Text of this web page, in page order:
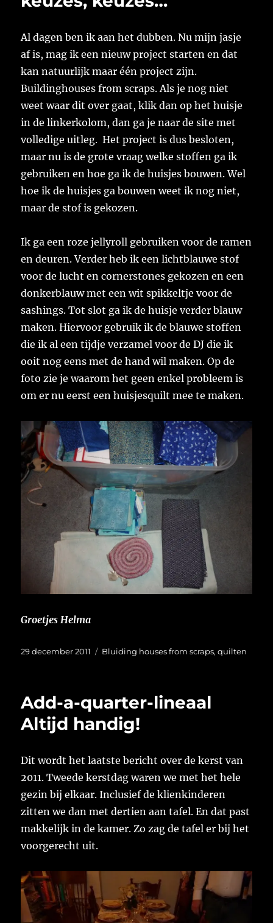
Al dagen ben ik aan het dubben. Nu mijn jasje
af is, mag ik een nieuw project starten en dat
kan natuurlijk maar één project zijn.
Buildinghouses from scraps. Als je nog niet
weet waar dit over gaat, klik dan op het huisje
in de linkerkolom, dan ga je naar de site met
volledige uitleg. Het project is dus besloten,
maar nu is de grote vraag welke stoffen ga ik
gebruiken en hoe ga ik de huisjes bouwen. Wel
hoe ik de huisjes ga bouwen weet ik nog niet,
maar de stof is gekozen.
Ik ga een roze jellyroll gebruiken voor de ramen
en deuren. Verder heb ik een lichtblauwe stof
voor de lucht en cornerstones gekozen en een
donkerblauw met een wit spikkeltje voor de
sashings. Tot slot ga ik de huisje verder blauw
maken. Hiervoor gebruik ik de blauwe stoffen
die ik al een tijdje verzamel voor de DJ die ik
ooit nog eens met de hand wil maken. Op de
foto zie je waarom het geen enkel probleem is
om er nu eerst een huisjesquilt mee te maken.
Groetjes Helma
Geplaatst
29 december 2011 Categorieën
Bluiding houses from scraps,quilten
Add-a-quarter-lineaal
Altijd handig!
Dit wordt het laatste bericht over de kerst van
2011. Tweede kerstdag waren we met het hele
gezin bij elkaar. Inclusief de klienkinderen
zitten we dan met dertien aan tafel. En dat past
makkelijk in de kamer. Zo zag de tafel er bij het
voorgerecht uit.